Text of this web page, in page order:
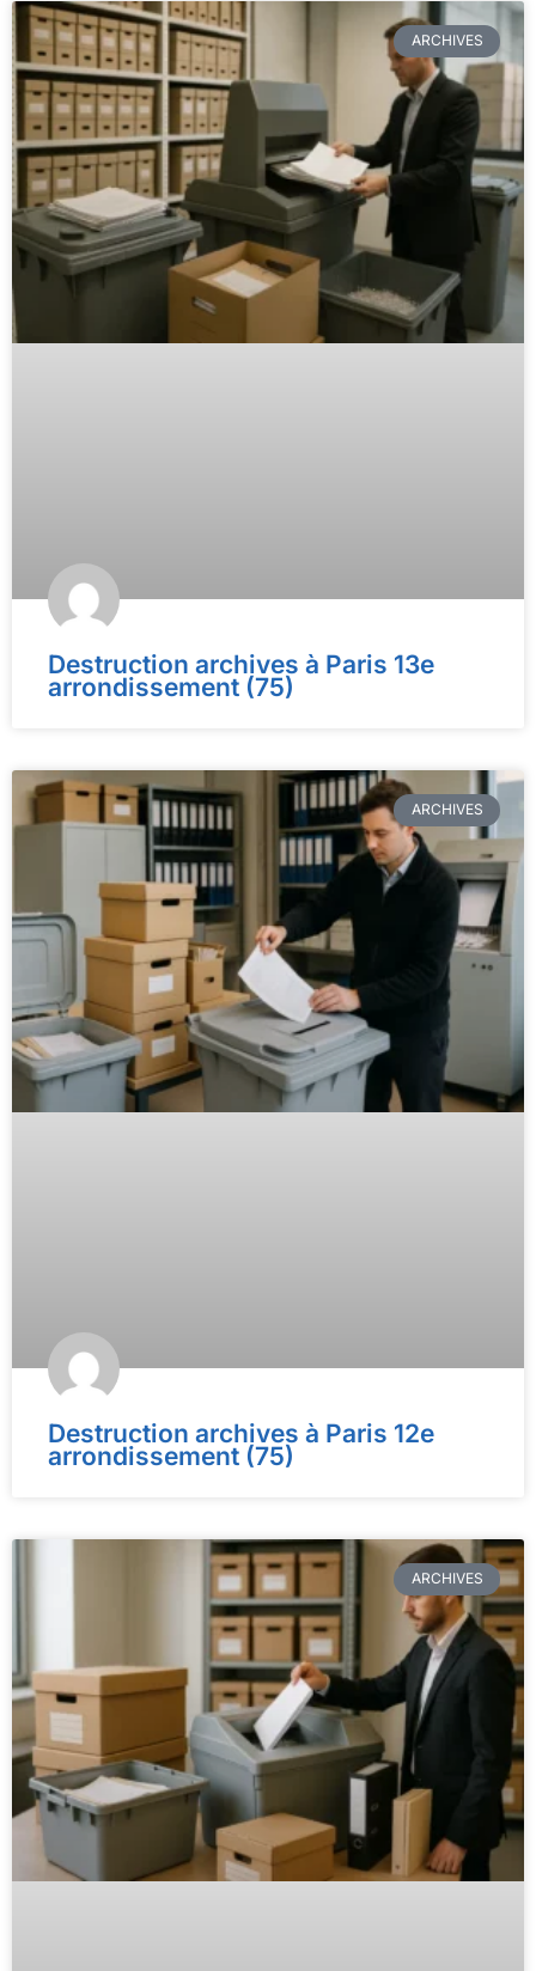
ARCHIVES
Destruction archives à Paris 13e
arrondissement (75)
ARCHIVES
Destruction archives à Paris 12e
arrondissement (75)
ARCHIVES